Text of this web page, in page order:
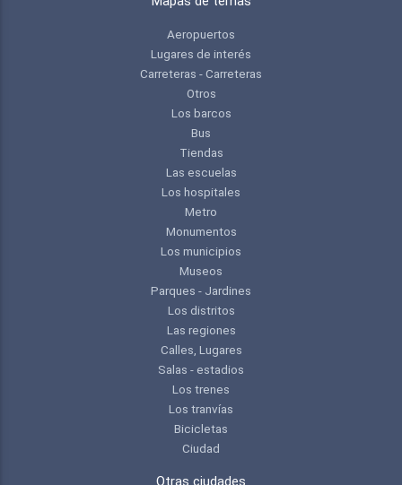
Aeropuertos
Lugares de interés
Carreteras - Carreteras
Otros
Los barcos
Bus
Tiendas
Las escuelas
Los hospitales
Metro
Monumentos
Los municipios
Museos
Parques - Jardines
Los distritos
Las regiones
Calles, Lugares
Salas - estadios
Los trenes
Los tranvías
Bicicletas
Ciudad